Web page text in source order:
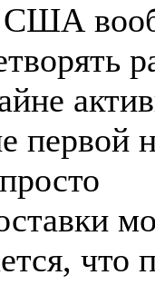
США
первой
что